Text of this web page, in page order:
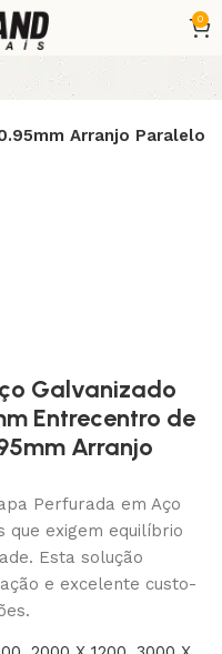
0
Arranjo Paralelo
Galvanizado
Entrecentro de
Arranjo
Perfurada em Aço
que exigem equilíbrio
Esta solução
e excelente custo-